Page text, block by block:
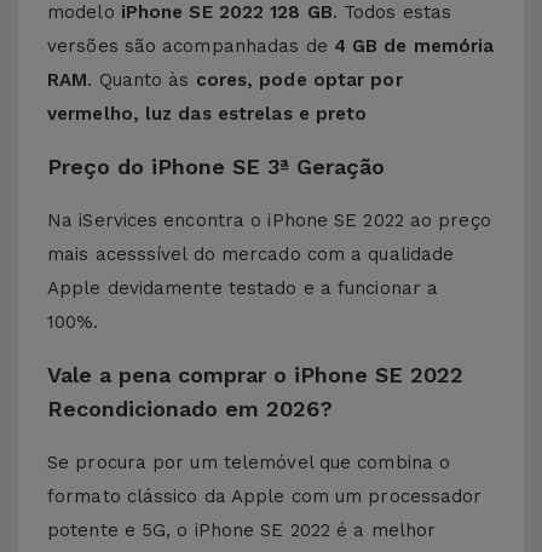
modelo iPhone SE 2022 128 GB. Todos estas
versões são acompanhadas de 4 GB de memória
RAM. Quanto às cores, pode optar por
vermelho, luz das estrelas e preto
Preço do iPhone SE 3ª Geração
Na iServices encontra o iPhone SE 2022 ao preço
mais acesssível do mercado com a qualidade
Apple devidamente testado e a funcionar a
100%.
Vale a pena comprar o iPhone SE 2022
Recondicionado em 2026?
Se procura por um telemóvel que combina o
formato clássico da Apple com um processador
potente e 5G, o iPhone SE 2022 é a melhor